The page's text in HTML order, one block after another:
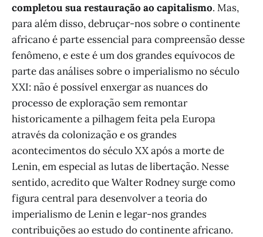
completou sua restauração ao capitalismo. Mas,
para além disso, debruçar-nos sobre o continente
africano é parte essencial para compreensão desse
fenômeno, e este é um dos grandes equívocos de
parte das análises sobre o imperialismo no século
XXI: não é possível enxergar as nuances do
processo de exploração sem remontar
historicamente a pilhagem feita pela Europa
através da colonização e os grandes
acontecimentos do século XX após a morte de
Lenin, em especial as lutas de libertação. Nesse
sentido, acredito que Walter Rodney surge como
figura central para desenvolver a teoria do
imperialismo de Lenin e legar-nos grandes
contribuições ao estudo do continente africano.